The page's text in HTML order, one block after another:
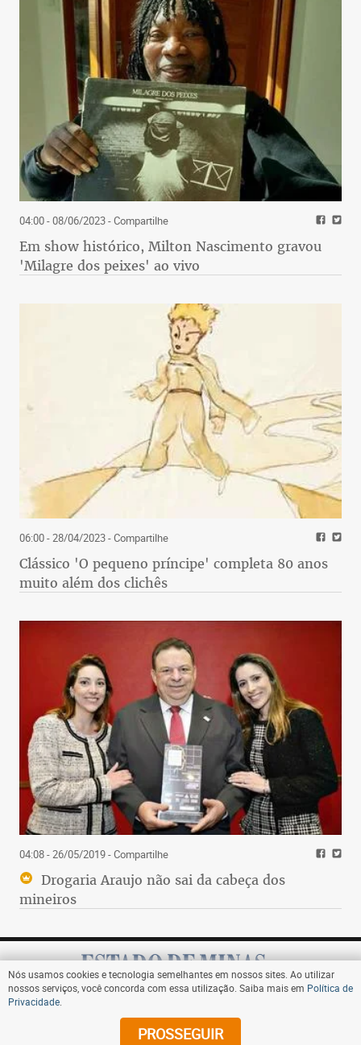
04:00 - 08/06/2023- Compartilhe
Em show histórico, Milton Nascimento gravou
'Milagre dos peixes' ao vivo
06:00 - 28/04/2023- Compartilhe
Clássico 'O pequeno príncipe' completa 80 anos
muito além dos clichês
04:08 - 26/05/2019- Compartilhe
Drogaria Araujo não sai da cabeça dos
mineiros
Nós usamos cookies e tecnologia semelhantes em nossos sites. Ao utilizar
nossos serviços, você concorda com essa utilização. Saiba mais em Política de
Privacidade
PROSSEGUIR
Assine